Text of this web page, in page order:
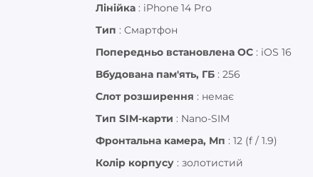
Лінійка : iPhone 14 Pro
Тип : Смартфон
Попередньо встановлена ОС : iOS 16
Вбудована пам'ять, ГБ : 256
Слот розширення : немає
Тип SIM-карти : Nano-SIM
Фронтальна камера, Мп : 12 (f / 1.9)
Колір корпусу : золотистий